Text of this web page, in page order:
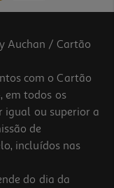
Screen Q1342
Auchan / Cartão
com o Cartão
em todos os
igual ou superior a
de
incluídos nas
do dia da